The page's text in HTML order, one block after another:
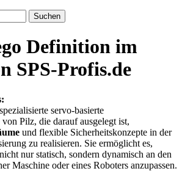
Suchen
Definition im
SPS-Profis.de
servo-basierte
Pilz, die darauf ausgelegt ist,
und flexible Sicherheitskonzepte in der
zu realisieren. Sie ermöglicht es,
nur statisch, sondern dynamisch an den
Maschine oder eines Roboters anzupassen.